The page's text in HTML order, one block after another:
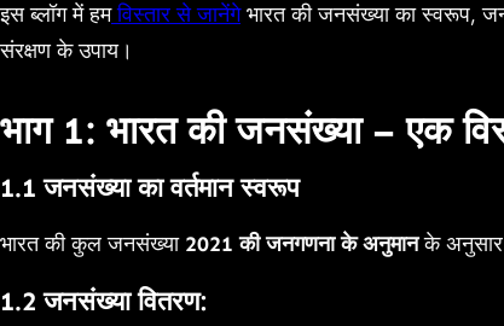
इस ब्लॉग में हमविस्तार से जानेंगेभारत की जनसंख्या का स्वरूप,
संरक्षण के उपाय।
भाग 1: भारत की जनसंख्या – एक
1.1 जनसंख्या का वर्तमान स्वरूप
भारत की कुल जनसंख्या 2021 की जनगणना के अनुमानके
1.2 जनसंख्या वितरण: